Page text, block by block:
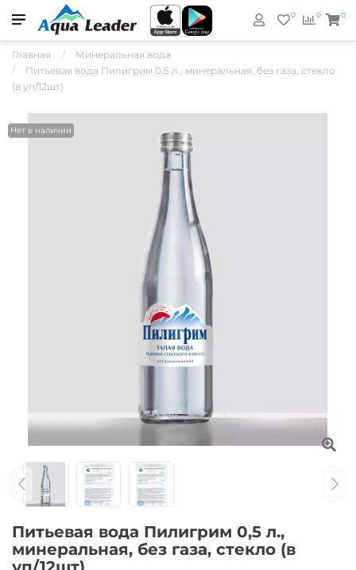
0
0 0
Главная
Минеральная вода
Питьевая вода Пилигрим 0,5 л., минеральная, без газа, стекло
(в уп/12шт)
Нет в наличии
Питьевая вода Пилигрим 0,5 л.,
минеральная, без газа, стекло (в